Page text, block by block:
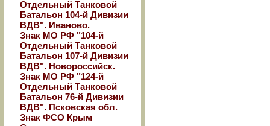
Отдельный Танковой
Батальон 104-й Дивизии
ВДВ". Иваново.
Знак МО РФ "104-й
Отдельный Танковой
Батальон 107-й Дивизии
ВДВ". Новороссийск.
Знак МО РФ "124-й
Отдельный Танковой
Батальон 76-й Дивизии
ВДВ". Псковская обл.
Знак ФСО Крым